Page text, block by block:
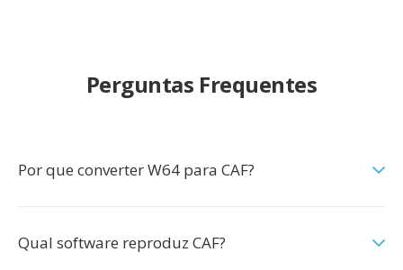
Perguntas Frequentes
Por que converter W64 para CAF?
Qual software reproduz CAF?